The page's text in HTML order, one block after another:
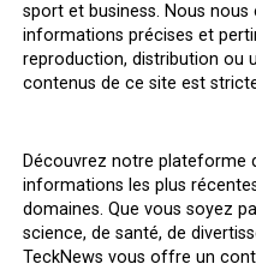
sport et business. Nous
informations précises et
reproduction, distribution ou
contenus de ce site est
Découvrez notre plateforme
informations les plus
domaines. Que vous soyez
science, de santé, de
TeckNews vous offre un